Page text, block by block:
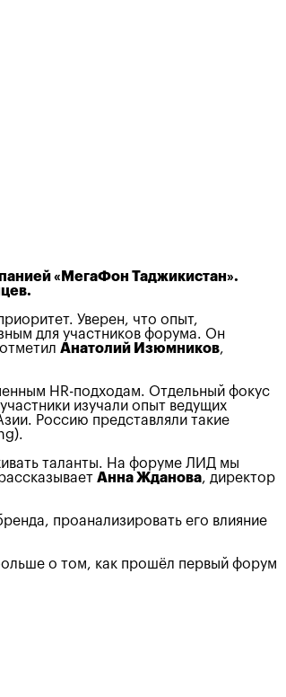
«МегаФон Таджикистан».
Уверен, что опыт,
для участников форума. Он
Анатолий Изюмников,
HR-подходам. Отдельный фокус
изучали опыт ведущих
Россию представляли такие
таланты. На форуме ЛИД мы
Анна Жданова, директор
проанализировать его влияние
о том, как прошёл первый форум